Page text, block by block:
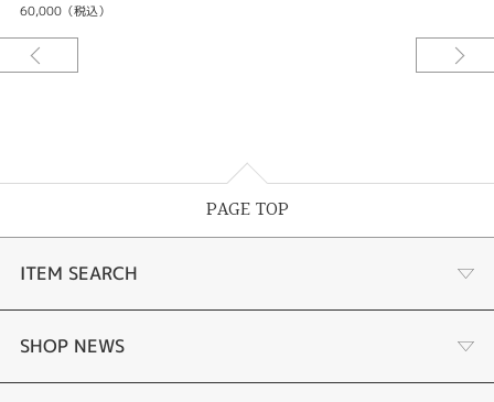
60,000（税込）
PAGE TOP
ITEM SEARCH
婚約指輪
SHOP NEWS